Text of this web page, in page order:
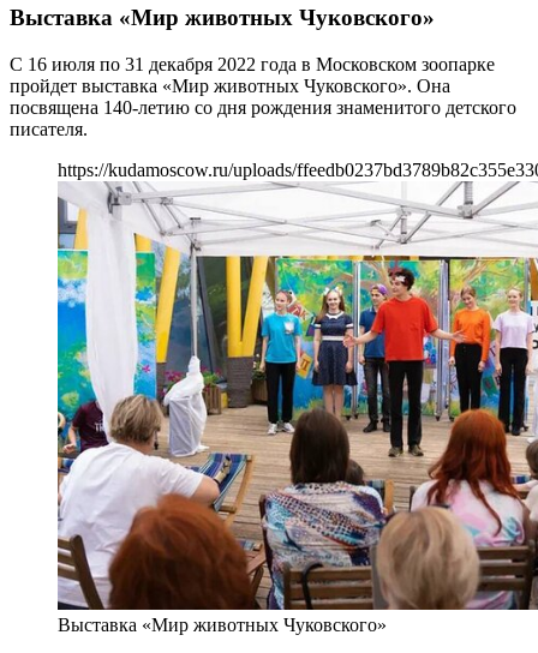
Выставка «Мир животных Чуковского»
С 16 июля по 31 декабря 2022 года в Московском зоопарке
пройдет выставка «Мир животных Чуковского». Она
посвящена 140-летию со дня рождения знаменитого детского
писателя.
https://kudamoscow.ru/uploads/
Выставка «Мир животных Чуковского»